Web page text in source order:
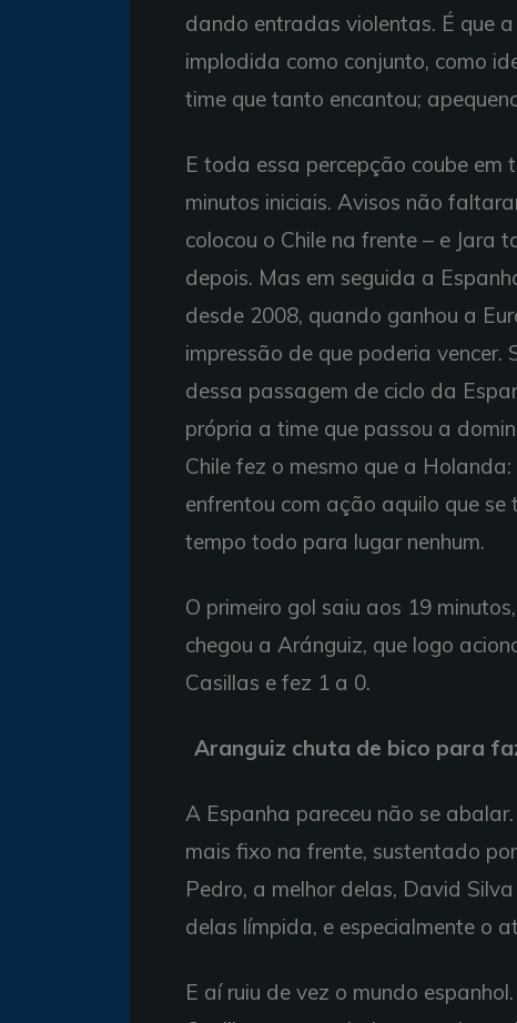
dando entradas violentas. É que
implodida como conjunto, como
time que tanto encantou;
E toda essa percepção coube
minutos iniciais. Avisos não
colocou o Chile na frente – e Jara
depois. Mas em seguida a
desde 2008, quando ganhou a
impressão de que poderia
dessa passagem de ciclo da
própria a time que passou a
Chile fez o mesmo que a
enfrentou com ação aquilo que
tempo todo para lugar nenhum.
O primeiro gol saiu aos 19
chegou a Aránguiz, que logo
Casillas e fez 1 a 0.
Aranguiz chuta de bico para
A Espanha pareceu não se
mais fixo na frente, sustentado
Pedro, a melhor delas, David
delas límpida, e especialmente o
E aí ruiu de vez o mundo